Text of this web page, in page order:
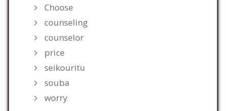
Choose
counseling
counselor
price
seikouritu
souba
worry